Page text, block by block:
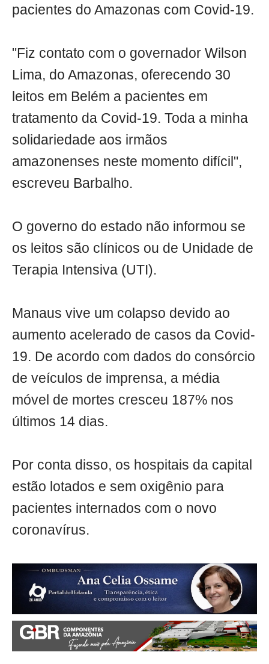
pacientes do Amazonas com Covid-19.
"Fiz contato com o governador Wilson
Lima, do Amazonas, oferecendo 30
leitos em Belém a pacientes em
tratamento da Covid-19. Toda a minha
solidariedade aos irmãos
amazonenses neste momento difícil",
escreveu Barbalho.
O governo do estado não informou se
os leitos são clínicos ou de Unidade de
Terapia Intensiva (UTI).
Manaus vive um colapso devido ao
aumento acelerado de casos da Covid-
19. De acordo com dados do consórcio
de veículos de imprensa, a média
móvel de mortes cresceu 187% nos
últimos 14 dias.
Por conta disso, os hospitais da capital
estão lotados e sem oxigênio para
pacientes internados com o novo
coronavírus.